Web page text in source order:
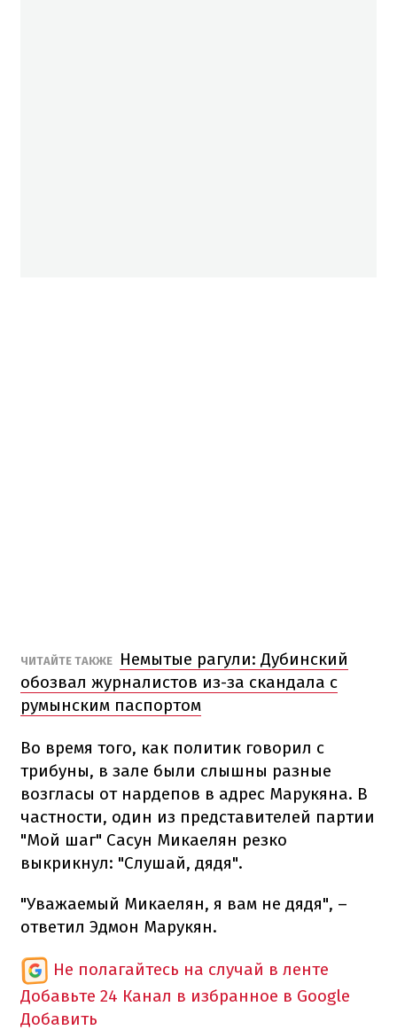
ЧИТАЙТЕ ТАКЖЕ
Немытые рагули: Дубинский
обозвал журналистов из-за скандала с
румынским паспортом
Во время того, как политик говорил с
трибуны, в зале были слышны разные
возгласы от нардепов в адрес Марукяна. В
частности, один из представителей партии
"Мой шаг" Сасун Микаелян резко
выкрикнул: "Слушай, дядя".
"Уважаемый Микаелян, я вам не дядя", –
ответил Эдмон Марукян.
Не полагайтесь на случай в ленте
Добавьте 24 Канал в избранное в Google
Добавить